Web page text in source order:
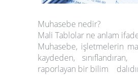
Muhasebe nedir?
Mali Tablolar ne anlam
Muhasebe, işletmelerin
kaydeden,
raporlayan bir bilim